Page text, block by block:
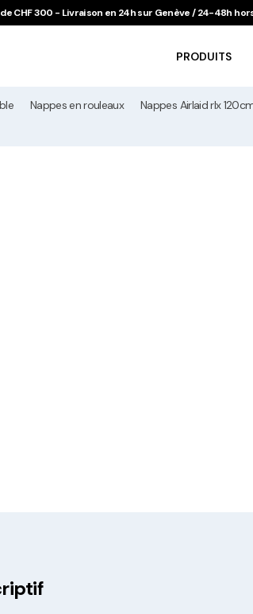
CHF 300 - Livraison en 24h sur Genève / 24-48h
PRODUITS
Nappes en rouleaux Nappes Airlaid rlx